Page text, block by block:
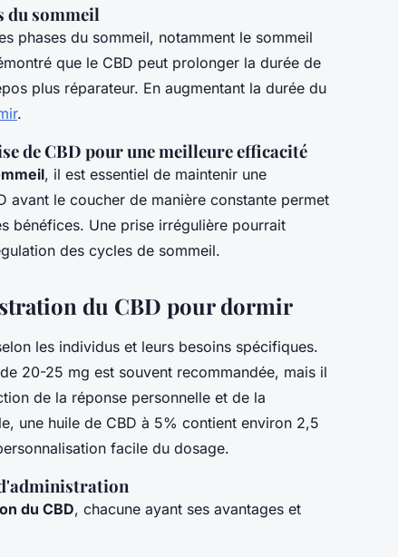
du sommeil
phases du sommeil, notamment le sommeil
que le CBD peut prolonger la durée de
plus réparateur. En augmentant la durée du
.
de CBD pour une meilleure efficacité
, il est essentiel de maintenir une
avant le coucher de manière constante permet
bénéfices. Une prise irrégulière pourrait
des cycles de sommeil.
du CBD pour dormir
les individus et leurs besoins spécifiques.
20-25 mg est souvent recommandée, mais il
de la réponse personnelle et de la
une huile de CBD à 5% contient environ 2,5
facile du dosage.
du CBD, chacune ayant ses avantages et